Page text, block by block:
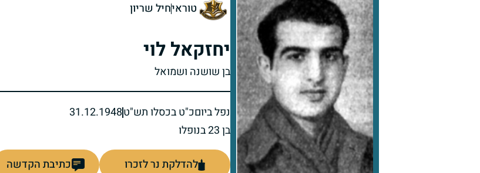
טוראיחיל שריון
יחזקאל לוי
בן שושנה ושמואל
נפל ביוםכ"ט בכסלו תש"ט31.12.1948
בן 23 בנופלו
להדלקת נר לזכרו כתיבת הקדשה